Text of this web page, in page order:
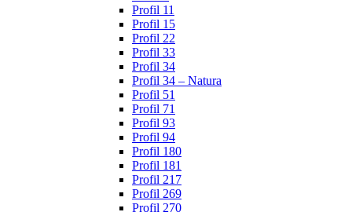
Profil 11
Profil 15
Profil 22
Profil 33
Profil 34
Profil 34 – Natura
Profil 51
Profil 71
Profil 93
Profil 94
Profil 180
Profil 181
Profil 217
Profil 269
Profil 270